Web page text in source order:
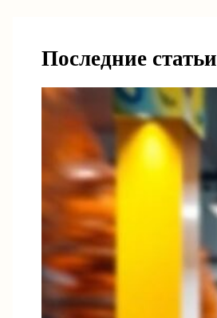
Последние статьи